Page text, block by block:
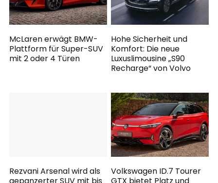
McLaren erwägt BMW-
Plattform für Super-SUV
mit 2 oder 4 Türen
Hohe Sicherheit und
Komfort: Die neue
Luxuslimousine „S90
Recharge“ von Volvo
Rezvani Arsenal wird als
gepanzerter SUV mit bis
Volkswagen ID.7 Tourer
GTX bietet Platz und